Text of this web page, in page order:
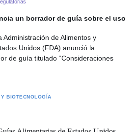
un borrador de guía sobre el uso
Administración de Alimentos y
Unidos (FDA) anunció la
de guía titulado “Consideraciones
Y BIOTECNOLOGÍA